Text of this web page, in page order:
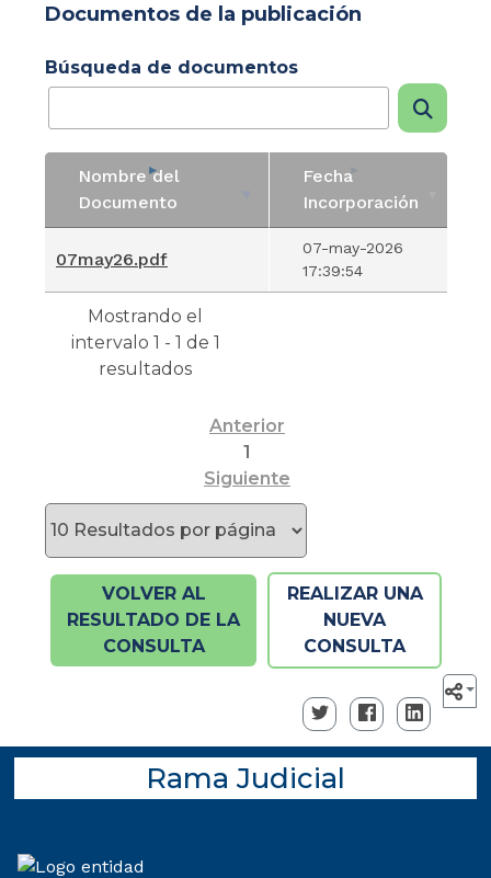
Documentos de la publicación
Búsqueda de documentos
Nombre del
Documento
Fecha
Incorporación
Documento
Fecha
Incorporación
07may26.pdf
07-may-2026
17:39:54
Mostrando el
intervalo 1 - 1 de 1
resultados
Anterior
1
Siguiente
VOLVER AL
RESULTADO DE LA
CONSULTA
REALIZAR UNA
NUEVA
CONSULTA
Rama Judicial